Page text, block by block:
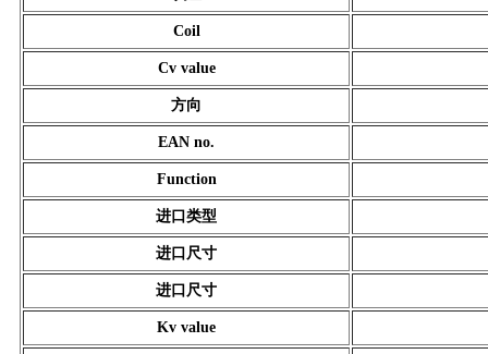
Coil
Cv value
方向
EAN no.
Function
进口类型
进口尺寸
进口尺寸
Kv value